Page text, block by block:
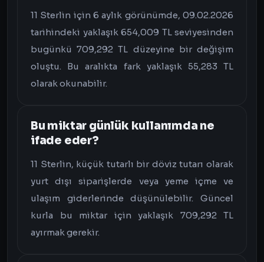
11 Sterlin için 6 aylık görünümde, 09.02.2026
tarihindeki yaklaşık 654,009 TL seviyesinden
bugünkü 709,292 TL düzeyine bir değişim
oluştu. Bu aralıkta fark yaklaşık 55,283 TL
olarak okunabilir.
Bu miktar günlük kullanımda ne
ifade eder?
11 Sterlin, küçük tutarlı bir döviz tutarı olarak
yurt dışı siparişlerde veya yeme içme ve
ulaşım giderlerinde düşünülebilir. Güncel
kurla bu miktar için yaklaşık 709,292 TL
ayırmak gerekir.